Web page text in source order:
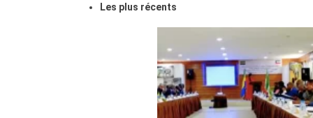
Les plus récents